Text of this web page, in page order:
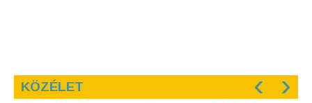
KÖZÉLET ‹ ›